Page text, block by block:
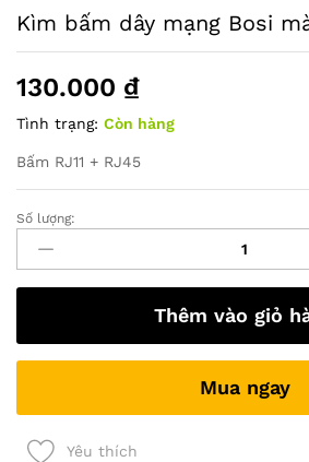
Kìm bấm dây mạng Bosi
130.000 ₫
Tình trạng: Còn hàng
Bấm RJ11 + RJ45
Kìm
bấm
dây
mạng
màu
vàng
Số lượng:
Thêm vào giỏ
Mua ngay
Yêu thích